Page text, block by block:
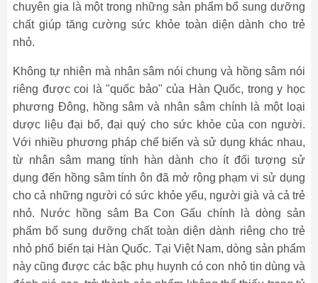
chuyên gia là một trong những sản phẩm bổ sung dưỡng
chất giúp tăng cường sức khỏe toàn diện dành cho trẻ
nhỏ.
Không tự nhiên mà nhân sâm nói chung và hồng sâm nói
riêng được coi là "quốc bảo" của Hàn Quốc, trong y học
phương Đông, hồng sâm và nhân sâm chính là một loại
dược liệu đại bổ, đại quý cho sức khỏe của con người.
Với nhiều phương pháp chế biến và sử dụng khác nhau,
từ nhân sâm mang tính hàn dành cho ít đối tượng sử
dụng đến hồng sâm tính ôn đã mở rộng phạm vi sử dụng
cho cả những người có sức khỏe yếu, người già và cả trẻ
nhỏ. Nước hồng sâm Ba Con Gấu chính là dòng sản
phẩm bổ sung dưỡng chất toàn diện dành riêng cho trẻ
nhỏ phổ biến tại Hàn Quốc. Tại Việt Nam, dòng sản phẩm
này cũng được các bậc phụ huynh có con nhỏ tin dùng và